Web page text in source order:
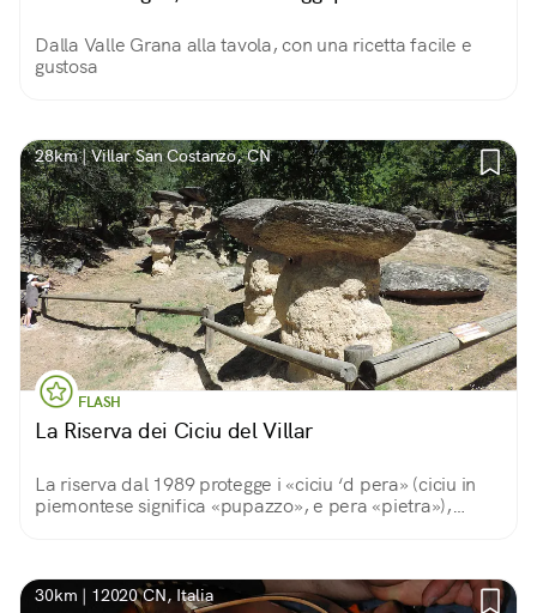
Dalla Valle Grana alla tavola, con una ricetta facile e
gustosa
28km | Villar San Costanzo, CN
FLASH
La Riserva dei Ciciu del Villar
La riserva dal 1989 protegge i «ciciu ‘d pera» (ciciu in
piemontese significa «pupazzo», e pera «pietra»),
30km | 12020 CN, Italia